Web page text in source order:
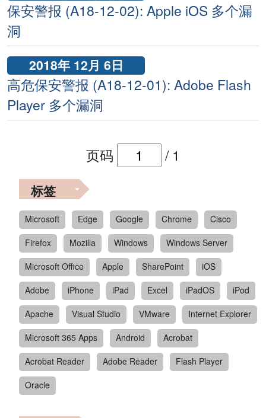
保安警报 (A18-12-02): Apple iOS 多个漏
洞
2018年 12月 6日
高危保安警报 (A18-12-01): Adobe Flash
Player 多个漏洞
页码 / 1
标签
Microsoft Edge Google Chrome
Cisco
Firefox
Mozilla Windows
Windows Server
Microsoft Office
Apple SharePoint
iOS
Adobe
iPhone iPad Excel iPadOS
iPod
Apache
Visual Studio VMware
Internet Explorer
Microsoft 365 Apps
Android
Acrobat
Acrobat Reader
Adobe Reader
Flash Player
Oracle